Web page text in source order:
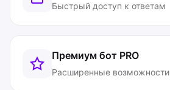
Быстрый доступ к ответам
Премиум бот PRO
Расширенные возможности